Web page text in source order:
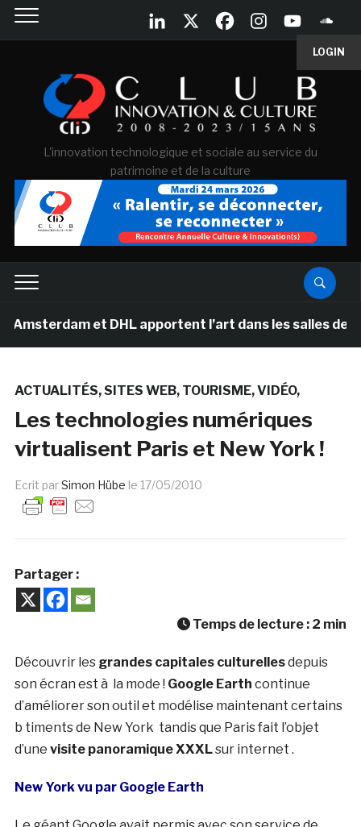
LOGIN
L'innovation technologique et sociale au service du
patrimoine et de la culture
et DHL apportent l’art dans les salles de
ACTUALITÉS SITES WEB TOURISME VIDÉO
Les technologies numériques
virtualisent Paris et New York !
Ecrit parSimon Hübe le 17/05/2010
Partager :
Temps de lecture : 2 min
Découvrir les grandes capitales culturellesdepuis
son écran est à la mode ! Google Earth continue
d’améliorer son outil et modélise maintenant certains
b timents de New York tandis que Paris fait l’objet
d’une visite panoramique XXXLsur internet .
New York vu par Google Earth